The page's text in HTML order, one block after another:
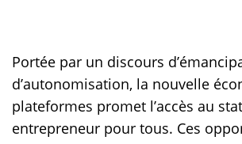
Portée par un discours
d’autonomisation, la nouvelle
plateformes promet l’accès au
entrepreneur pour tous. Ces